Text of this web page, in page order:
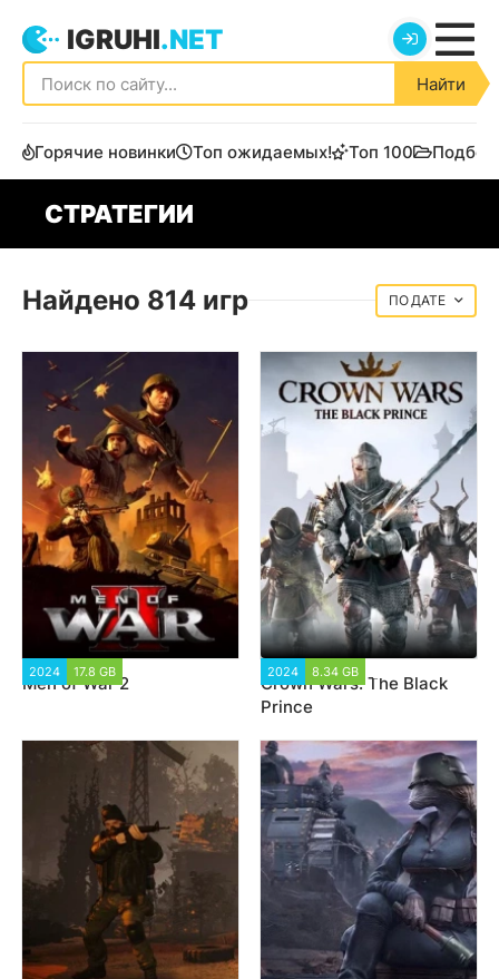
IGRUHI.NET
Найти
Горячие новинки Топ ожидаемых! Топ 100
СТРАТЕГИИ
Найдено 814 игр ДАТЕ
2024 17.8 GB
Men of War 2
2024 8.34 GB
Crown Wars: The Black
Prince